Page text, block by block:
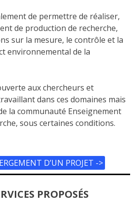
de permettre de réaliser,
de production de recherche,
sur la mesure, le contrôle et la
environnemental de la
aux chercheurs et
dans ces domaines mais
la communauté Enseignement
sous certaines conditions.
D’UN PROJET ->
PROPOSÉS